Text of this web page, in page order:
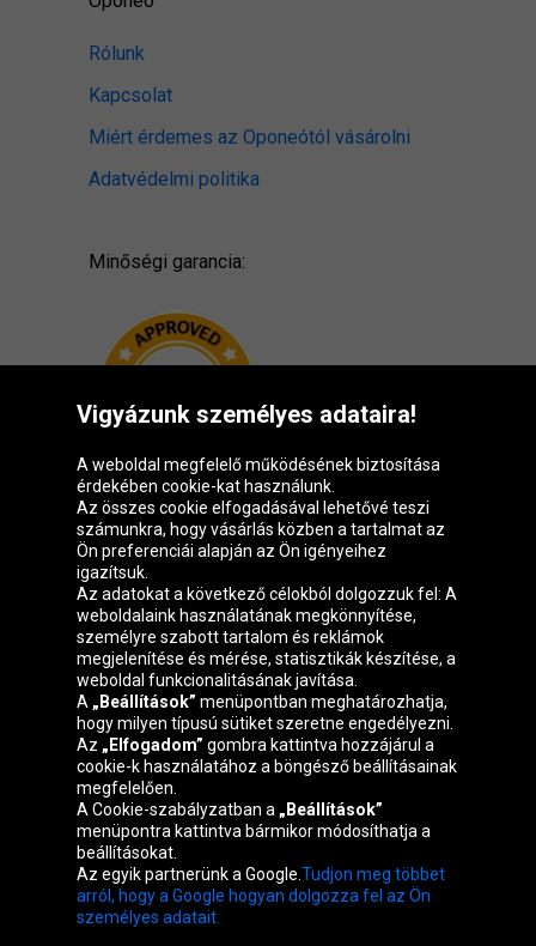
Rólunk
Kapcsolat
Miért érdemes az Oponeótól vásárolni
Adatvédelmi politika
Minőségi garancia:
Oponeo csoport
Belgique
Česká
republika
Deutschland
España
Österreich Polska
Slovenská
republika
United
Kingdom
Vigyázunk személyes adataira!
A weboldal megfelelő működésének biztosítása
érdekében cookie-kat használunk.
Az összes cookie elfogadásával lehetővé teszi
számunkra, hogy vásárlás közben a tartalmat az
Ön preferenciái alapján az Ön igényeihez
igazítsuk.
Az adatokat a következő célokból dolgozzuk fel: A
weboldalaink használatának megkönnyítése,
személyre szabott tartalom és reklámok
megjelenítése és mérése, statisztikák készítése, a
weboldal funkcionalitásának javítása.
A „Beállítások” menüpontban meghatározhatja,
hogy milyen típusú sütiket szeretne engedélyezni.
Az „Elfogadom” gombra kattintva hozzájárul a
cookie-k használatához a böngésző beállításainak
megfelelően.
A Cookie-szabályzatban a „Beállítások”
menüpontra kattintva bármikor módosíthatja a
beállításokat.
Az egyik partnerünk a Google. Tudjon meg többet
arról, hogy a Google hogyan dolgozza fel az Ön
személyes adatait.